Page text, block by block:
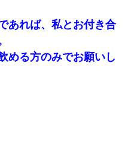
。俺（あれ？ディズニーシー
」同僚「シーで並んでるこ
瞬間、すごい鳥肌が立った
連れ込んだｗｗｗｗｗ」俺
きたが後悔しかない…
あれば、私とお付き合
める方のみでお願いし